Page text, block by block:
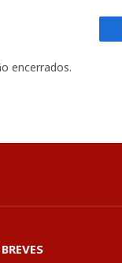
encerrados.